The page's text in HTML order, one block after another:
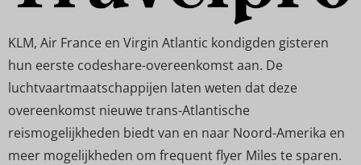
KLM, Air France en Virgin Atlantic kondigden gisteren
hun eerste codeshare-overeenkomst aan. De
luchtvaartmaatschappijen laten weten dat deze
overeenkomst nieuwe trans-Atlantische
reismogelijkheden biedt van en naar Noord-Amerika en
meer mogelijkheden om frequent flyer Miles te sparen.